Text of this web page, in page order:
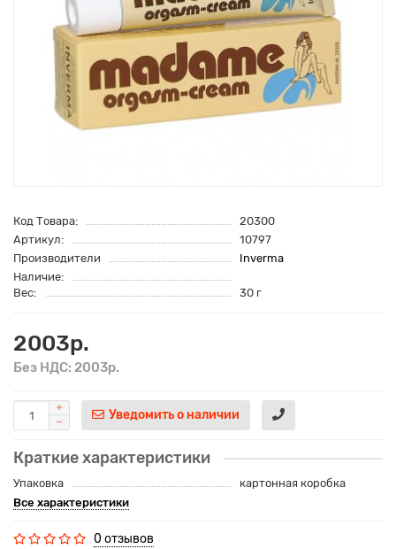
Код Товара:
20300
Артикул:
10797
Производители
Inverma
Наличие:
Вес:
30 г
2003р.
Без НДС: 2003р.
Уведомить о наличии
Краткие характеристики
Упаковка
картонная коробка
Все характеристики
0 отзывов